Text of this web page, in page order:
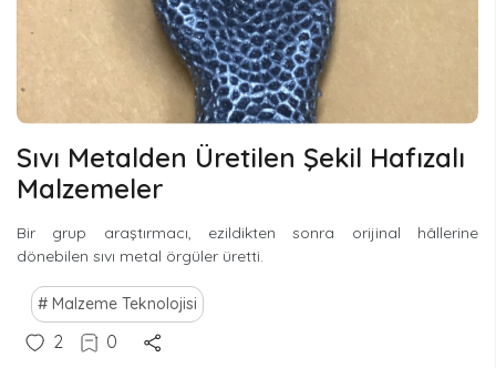
Sıvı Metalden Üretilen Şekil Hafızalı
Malzemeler
Bir grup araştırmacı, ezildikten sonra orijinal hâllerine
dönebilen sıvı metal örgüler üretti.
Malzeme Teknolojisi
2 0